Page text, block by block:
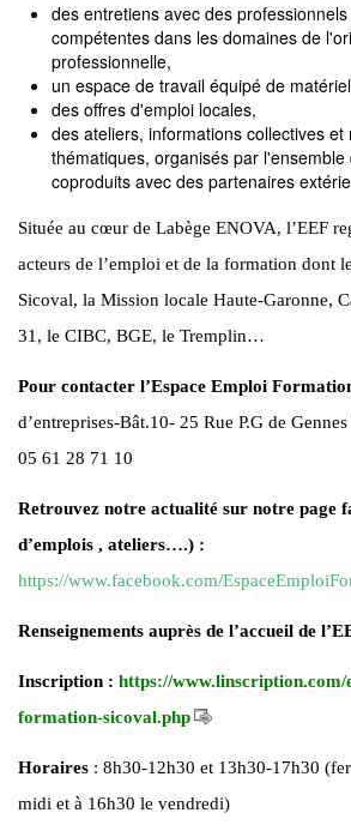
des entretiens avec des
compétentes dans les domaines de
professionnelle,
un espace de travail équipé de
des offres d'emploi locales,
des ateliers, informations collectives et
thématiques, organisés par
coproduits avec des partenaires
Située au cœur de Labège ENOVA, l’EEF
acteurs de l’emploi et de la formation dont
Sicoval, la Mission locale Haute-Garonne,
31, le CIBC, BGE, le Tremplin…
Pour contacter l’Espace Emploi
d’entreprises-Bât.10- 25 Rue P.G de
05 61 28 71 10
Retrouvez notre actualité sur notre page
d’emplois , ateliers….) :
https://www.facebook.com/
Renseignements auprès de l’accueil de
Inscription : https://www.linscription.com/
formation-sicoval.php
Horaires : 8h30-12h30 et 13h30-17h30
midi et à 16h30 le vendredi)